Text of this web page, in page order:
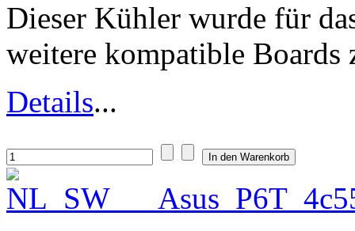
Dieser Kühler wurde für
weitere kompatible Boards
Details...